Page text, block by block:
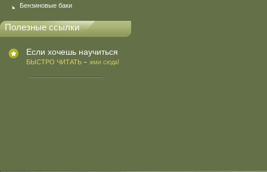
Бензиновые баки
Полезные ссылки
Если хочешь научиться
БЫСТРО ЧИТАТЬ - жми сюда!